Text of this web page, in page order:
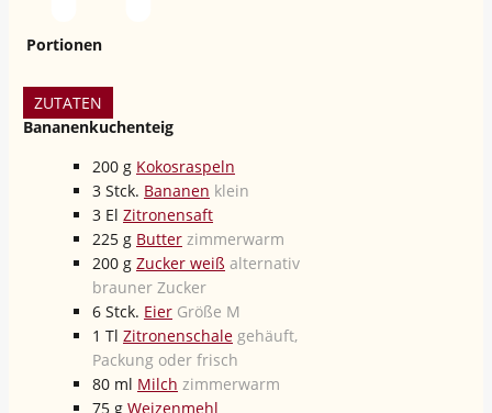
Portionen
ZUTATEN
Bananenkuchenteig
200 g Kokosraspeln
3 Stck. Bananen klein
3 El Zitronensaft
225 g Butter zimmerwarm
200 g Zucker weiß alternativ
brauner Zucker
6 Stck. Eier Größe M
1 Tl Zitronenschale gehäuft,
Packung oder frisch
80 ml Milch zimmerwarm
75 g Weizenmehl